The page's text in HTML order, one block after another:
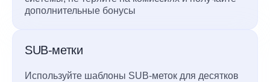
дополнительные бонусы
SUB-метки
Используйте шаблоны SUB-меток для десятков